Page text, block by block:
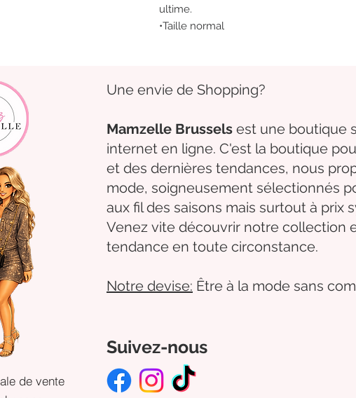
ultime.
•Taille normal
de vente
Une envie de Shopping?
Mamzelle Brussels est une boutique
internet en ligne. C'est la boutique
et des dernières tendances, nous
mode, soigneusement sélectionnés
aux fil des saisons mais surtout à prix
Venez vite découvrir notre collection
tendance en toute circonstance.
Notre devise: Être à la mode sans
Suivez-nous